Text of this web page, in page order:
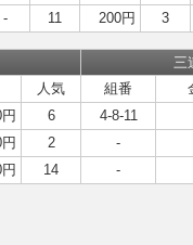
- 11 200円 3
三
人気 組番
6
4-8-11
2
-
14 -